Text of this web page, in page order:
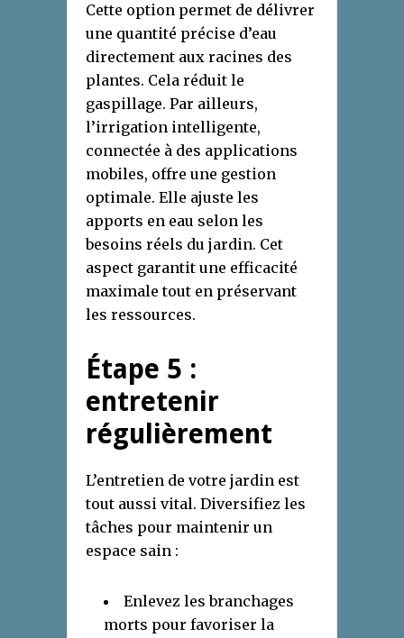
Cette option permet de délivrer
une quantité précise d’eau
directement aux racines des
plantes. Cela réduit le
gaspillage. Par ailleurs,
l’irrigation intelligente,
connectée à des applications
mobiles, offre une gestion
optimale. Elle ajuste les
apports en eau selon les
besoins réels du jardin. Cet
aspect garantit une efficacité
maximale tout en préservant
les ressources.
Étape 5 :
entretenir
régulièrement
L’entretien de votre jardin est
tout aussi vital. Diversifiez les
tâches pour maintenir un
espace sain :
Enlevez les branchages
morts pour favoriser la